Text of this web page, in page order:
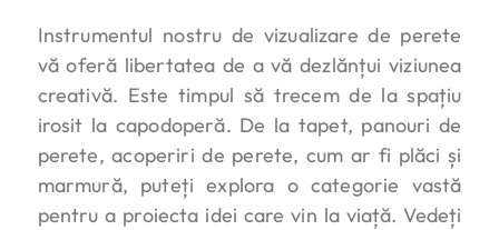
Instrumentul nostru de vizualizare de perete
vă oferă libertatea de a vă dezlănțui viziunea
creativă. Este timpul să trecem de la spațiu
irosit la capodoperă. De la tapet, panouri de
perete, acoperiri de perete, cum ar fi plăci și
marmură, puteți explora o categorie vastă
pentru a proiecta idei care vin la viață. Vedeți